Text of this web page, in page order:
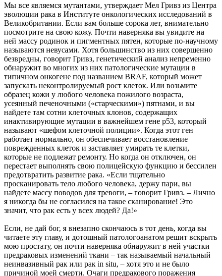
Мы все являемся мутантами, утверждает Мел Гривз из Центра
эволюции рака в Институте онкологических исследований в
Великобритании. Если вам больше сорока лет, внимательно
посмотрите на свою кожу. Почти наверняка вы увидите на
ней массу родинок и пигментных пятен, которые по-научному
называются невусами. Хотя большинство из них совершенно
безвредны, говорит Гривз, генетический анализ непременно
обнаружит во многих из них патологические мутации в
типичном онкогене под названием BRAF, который может
запускать неконтролируемый рост клеток. Или возьмите
образец кожи у любого человека пожилого возраста,
усеянный печеночными («старческими») пятнами, и вы
найдете там сотни клеточных клонов, содержащих
инактивирующие мутации в важнейшем гене p53, который
называют «шефом клеточной полиции». Когда этот ген
работает нормально, он обеспечивает восстановление
поврежденных клеток и заставляет умирать те клетки,
которые не подлежат ремонту. Но когда он отключен, он
перестает выполнять свою полицейскую функцию и бессилен
предотвратить развитие рака. «Если тщательно
просканировать тело любого человека, держу пари, вы
найдете массу поводов для тревоги, – говорит Гривз. – Лично
я никогда бы не согласился на такое сканирование! Это
значит, что рак есть у всех людей? Да!»
Если, не дай бог, я внезапно скончаюсь в тот день, когда вы
читаете эту главу, и дотошный патологоанатом решит вскрыть
мою простату, он почти наверняка обнаружит в ней участки
предраковых изменений ткани – так называемый начальный
неинвазивный рак или рак in situ, – хотя это и не было
причиной моей смерти. Очаги предракового поражения